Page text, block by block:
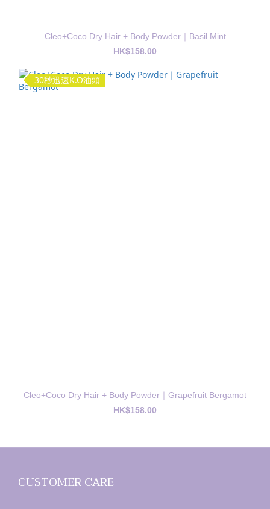
Cleo+Coco Dry Hair + Body Powder｜Basil Mint
HK$158.00
30秒迅速K.O油頭
Cleo+Coco Dry Hair + Body Powder｜Grapefruit Bergamot
HK$158.00
CUSTOMER CARE